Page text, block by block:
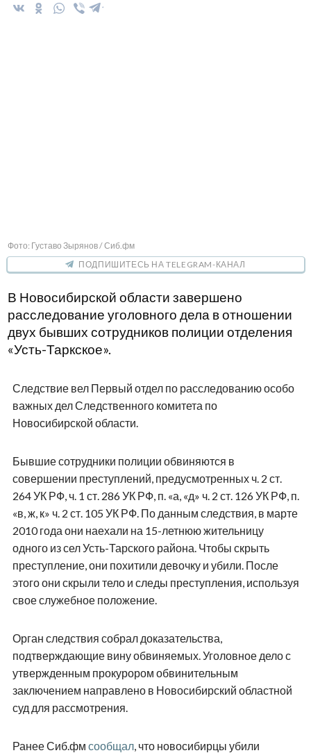
Фото: Густаво Зырянов / Сиб.фм
ПОДПИШИТЕСЬ НА TELEGRAM-КАНАЛ
В Новосибирской области завершено
расследование уголовного дела в отношении
двух бывших сотрудников полиции отделения
«Усть-Таркское».
Следствие вел Первый отдел по расследованию особо
важных дел Следственного комитета по
Новосибирской области.
Бывшие сотрудники полиции обвиняются в
совершении преступлений, предусмотренных ч. 2 ст.
264 УК РФ, ч. 1 ст. 286 УК РФ, п. «а, «д» ч. 2 ст. 126 УК РФ, п.
«в, ж, к» ч. 2 ст. 105 УК РФ. По данным следствия, в марте
2010 года они наехали на 15-летнюю жительницу
одного из сел Усть-Тарского района. Чтобы скрыть
преступление, они похитили девочку и убили. После
этого они скрыли тело и следы преступления, используя
свое служебное положение.
Орган следствия собрал доказательства,
подтверждающие вину обвиняемых. Уголовное дело с
утвержденным прокурором обвинительным
заключением направлено в Новосибирский областной
суд для рассмотрения.
Ранее Сиб.фм сообщал, что новосибирцы убили